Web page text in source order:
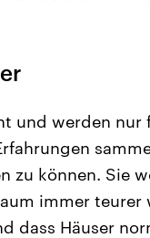
und werden
zu können. Sie
immer
dass Häuser